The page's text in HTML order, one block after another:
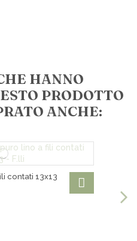
HANNO
PRODOTTO
ANCHE:
contati 13x13